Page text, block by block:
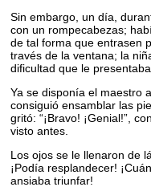
Sin embargo, un día,
con un rompecabezas;
de tal forma que entrasen
través de la ventana; la
dificultad que le
Ya se disponía el maestro
consiguió ensamblar las
gritó: “¡Bravo! ¡Genial!”,
visto antes.
Los ojos se le llenaron de
¡Podía resplandecer!
ansiaba triunfar!